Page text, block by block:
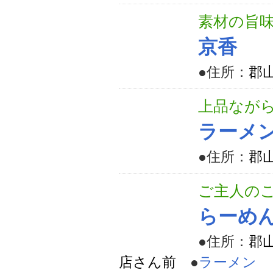
素材の旨
京香
●住所： 郡
上品なが
ラーメ
●住所： 郡
ご主人の
らーめ
●住所： 郡
店さん前 ●ラーメン